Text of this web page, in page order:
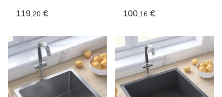
119,20 € 100,16 €